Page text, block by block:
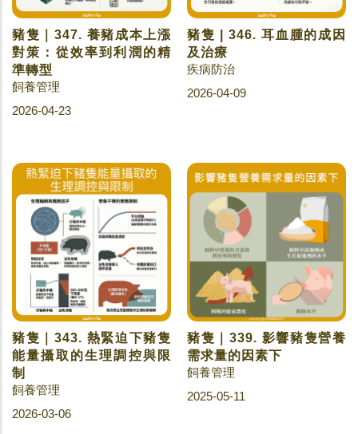
豬隻｜347. 養豬成本上漲
對策：從效率到利潤的精
準轉型
飼養管理
2026-04-23
豬隻 | 346. 耳血腫的成因
及治療
疾病防治
2026-04-09
豬隻｜343. 熱緊迫下豬隻
能量攝取的生理調控與限
制
飼養管理
2026-03-06
豬隻｜339. 影響豬隻營養
需求量的因素下
飼養管理
2025-05-11